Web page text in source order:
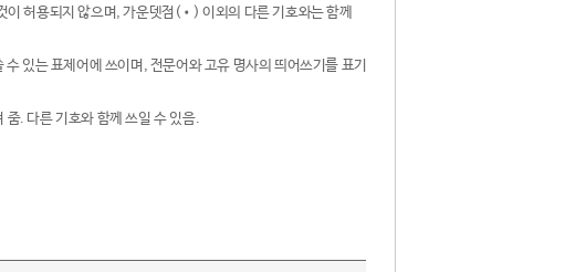
허용되지 않으며, 가운뎃점(•) 이외의 다른 기호와는 함께
있는 표제어에 쓰이며, 전문어와 고유 명사의 띄어쓰기를 표기
. 다른 기호와 함께 쓰일 수 있음.